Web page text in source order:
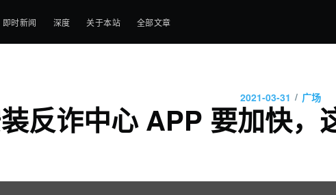
即时新闻 深度 关于本站 全部文章
2021-03-31 / 广场
反诈中心 APP 要加快，